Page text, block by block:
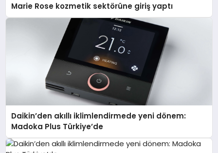
Marie Rose kozmetik sektörüne giriş yaptı
Daikin’den akıllı iklimlendirmede yeni dönem:
Madoka Plus Türkiye’de